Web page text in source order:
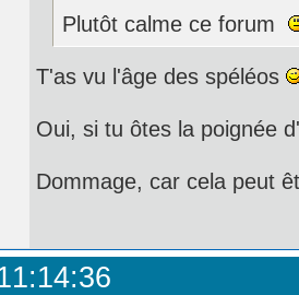
Plutôt calme ce forum
T'as vu l'âge des spéléos
Oui, si tu ôtes la poignée
Dommage, car cela peut